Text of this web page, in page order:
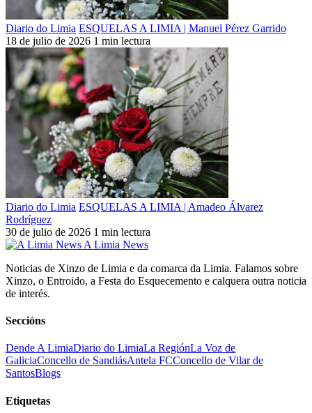
Diario do Limia ESQUELAS A LIMIA | Manuel Pérez Garrido
18 de julio de 2026 1 min lectura
Diario do Limia ESQUELAS A LIMIA | Amadeo Álvarez
Rodríguez
30 de julio de 2026 1 min lectura
A Limia News
Noticias de Xinzo de Limia e da comarca da Limia. Falamos sobre
Xinzo, o Entroido, a Festa do Esquecemento e calquera outra noticia
de interés.
Seccións
Dende A LimiaDiario do LimiaLa RegiónLa Voz de
GaliciaConcello de SandiásAntela FCConcello de Vilar de
SantosBlogs
Etiquetas